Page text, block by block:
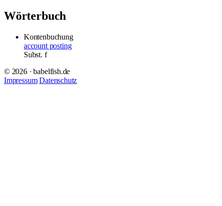
Wörterbuch
Kontenbuchung
account posting
Subst. f
© 2026 · babelfish.de
Impressum Datenschutz